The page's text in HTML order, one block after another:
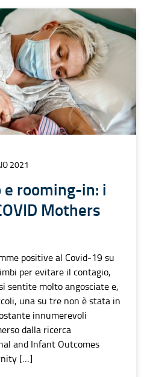
2021
rooming-in: i
Mothers
positive al Covid-19 su
per evitare il contagio,
sentite molto angosciate e,
una su tre non è stata in
innumerevoli
dalla ricerca
and Infant Outcomes
[…]